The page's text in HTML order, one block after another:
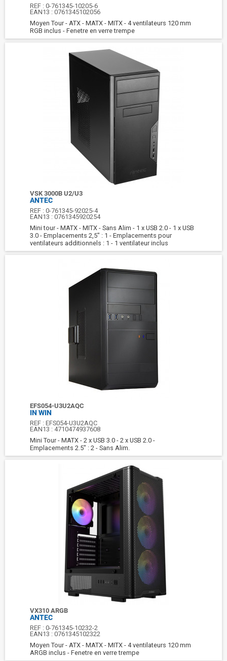
REF :0-761345-10205-6
EAN13 :0761345102056
Moyen Tour - ATX - MATX - MITX - 4 ventilateurs 120 mm
RGB inclus - Fenetre en verre trempe
VSK 3000B U2/U3
ANTEC
REF :0-761345-92025-4
EAN13 :0761345920254
Mini tour - MATX - MITX - Sans Alim - 1 x USB 2.0 - 1 x USB
3.0 - Emplacements 2,5" : 1 - Emplacements pour
ventilateurs additionnels : 1 - 1 ventilateur inclus
EFS054-U3U2AQC
IN WIN
REF :EFS054-U3U2AQC
EAN13 : 4710474937608
Mini Tour - MATX - 2 x USB 3.0 - 2 x USB 2.0 -
Emplacements 2.5" : 2 - Sans Alim.
VX310 ARGB
ANTEC
REF :0-761345-10232-2
EAN13 :0761345102322
Moyen Tour - ATX - MATX - MITX - 4 ventilateurs 120 mm
ARGB inclus - Fenetre en verre trempe